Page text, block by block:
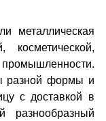
металлическая
разной формы и
с доставкой в
разнообразный